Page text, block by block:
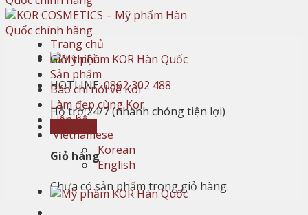
HOTLINE:0862 302 488
Hỗ trợ 24/7 (nhanh chóng tiện lợi)
Giỏ hàng
Chưa có sản phẩm trong giỏ hàng.
Trang chủ
Giới thiệu
Sản phẩm
Báo chí nói về Kor
Làm đẹp cùng Kor
Liên hệ
Vietnamese
Korean
English